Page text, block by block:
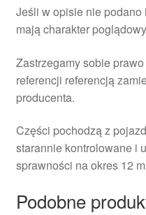
Jeśli w opisie nie
mają charakter
Zastrzegamy sobie
referencji referencją
producenta.
Części pochodzą z
starannie kontrolowane i
sprawności na okres 12
Podobne